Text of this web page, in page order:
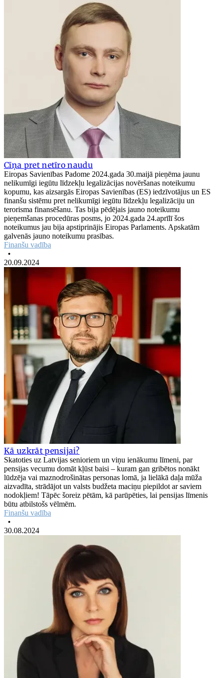
Cīņa pret netīro naudu
Eiropas Savienības Padome 2024.gada 30.maijā pieņēma jaunu
nelikumīgi iegūtu līdzekļu legalizācijas novēršanas noteikumu
kopumu, kas aizsargās Eiropas Savienības (ES) iedzīvotājus un ES
finanšu sistēmu pret nelikumīgi iegūtu līdzekļu legalizāciju un
terorisma finansēšanu. Tas bija pēdējais jauno noteikumu
pieņemšanas procedūras posms, jo 2024.gada 24.aprīlī šos
noteikumus jau bija apstiprinājis Eiropas Parlaments. Apskatām
galvenās jauno noteikumu prasības.
Finanšu vadība
•
20.09.2024
Kā uzkrāt pensijai?
Skatoties uz Latvijas senioriem un viņu ienākumu līmeni, par
pensijas vecumu domāt kļūst baisi – kuram gan gribētos nonākt
lūdzēja vai maznodrošinātas personas lomā, ja lielākā daļa mūža
aizvadīta, strādājot un valsts budžeta maciņu piepildot ar saviem
nodokļiem! Tāpēc šoreiz pētām, kā parūpēties, lai pensijas līmenis
būtu atbilstošs vēlmēm.
Finanšu vadība
•
30.08.2024